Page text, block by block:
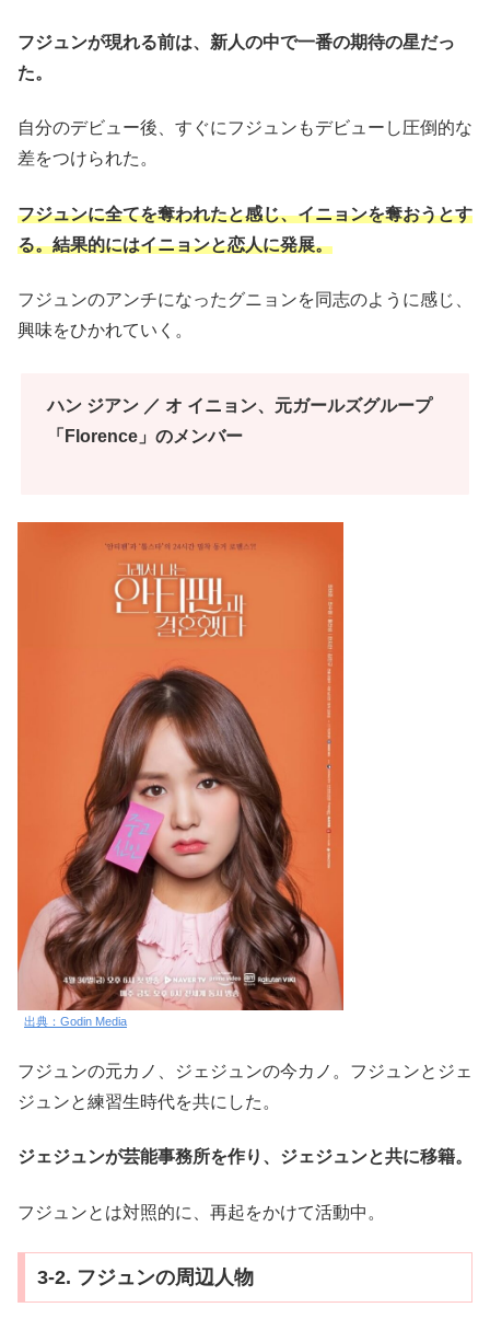
フジュンが現れる前は、新人の中で一番の期待の星だっ
た。
自分のデビュー後、すぐにフジュンもデビューし圧倒的な
差をつけられた。
フジュンに全てを奪われたと感じ、イニョンを奪おうとす
る。結果的にはイニョンと恋人に発展。
フジュンのアンチになったグニョンを同志のように感じ、
興味をひかれていく。
ハン ジアン ／ オ イニョン、元ガールズグループ
「Florence」のメンバー
出典：Godin Media
フジュンの元カノ、ジェジュンの今カノ。フジュンとジェ
ジュンと練習生時代を共にした。
ジェジュンが芸能事務所を作り、ジェジュンと共に移籍。
フジュンとは対照的に、再起をかけて活動中。
3-2. フジュンの周辺人物